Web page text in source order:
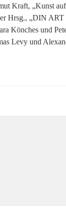
Kraft, „Kunst
Hrsg., „DIN
Könches und
Levy und